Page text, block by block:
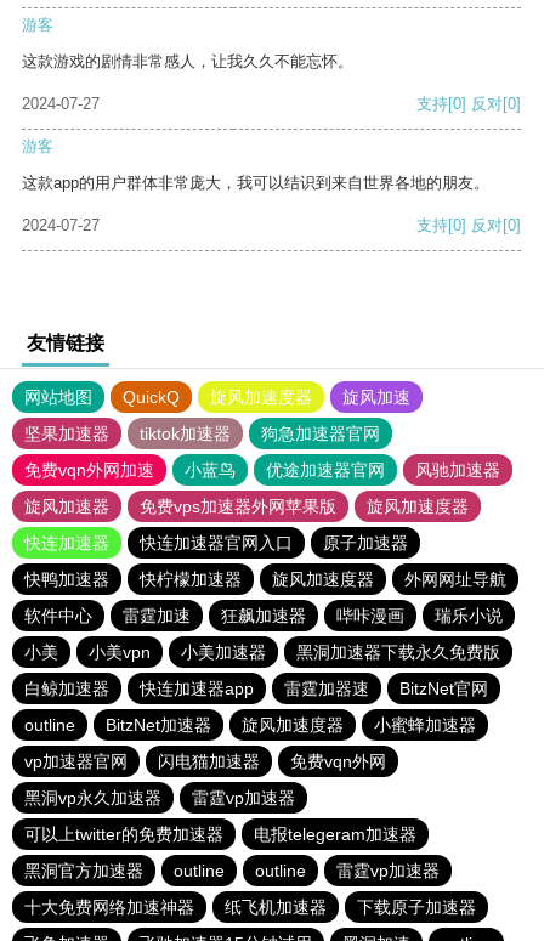
游客
这款游戏的剧情非常感人，让我久久不能忘怀。
2024-07-27 支持[0] 反对[0]
游客
这款app的用户群体非常庞大，我可以结识到来自世界各地的朋友。
2024-07-27 支持[0] 反对[0]
友情链接
网站地图 QuickQ 旋风加速度器
旋风加速
坚果加速器
tiktok加速器
狗急加速器官网
免费vqn外网加速
小蓝鸟 优途加速器官网
风驰加速器
旋风加速器
免费vps加速器外网苹果版
旋风加速度器
快连加速器
快连加速器官网入口
原子加速器
快鸭加速器
快柠檬加速器 旋风加速度器
外网网址导航
软件中心
雷霆加速 狂飙加速器 哔咔漫画
瑞乐小说
小美
小美vpn 小美加速器
黑洞加速器下载永久免费版
白鲸加速器
快连加速器app 雷霆加器速
BitzNet官网
outline
BitzNet加速器 旋风加速度器
小蜜蜂加速器
vp加速器官网
闪电猫加速器
免费vqn外网
黑洞vp永久加速器
雷霆vp加速器
可以上twitter的免费加速器
电报telegeram加速器
黑洞官方加速器
outline outline
雷霆vp加速器
十大免费网络加速神器
纸飞机加速器
下载原子加速器